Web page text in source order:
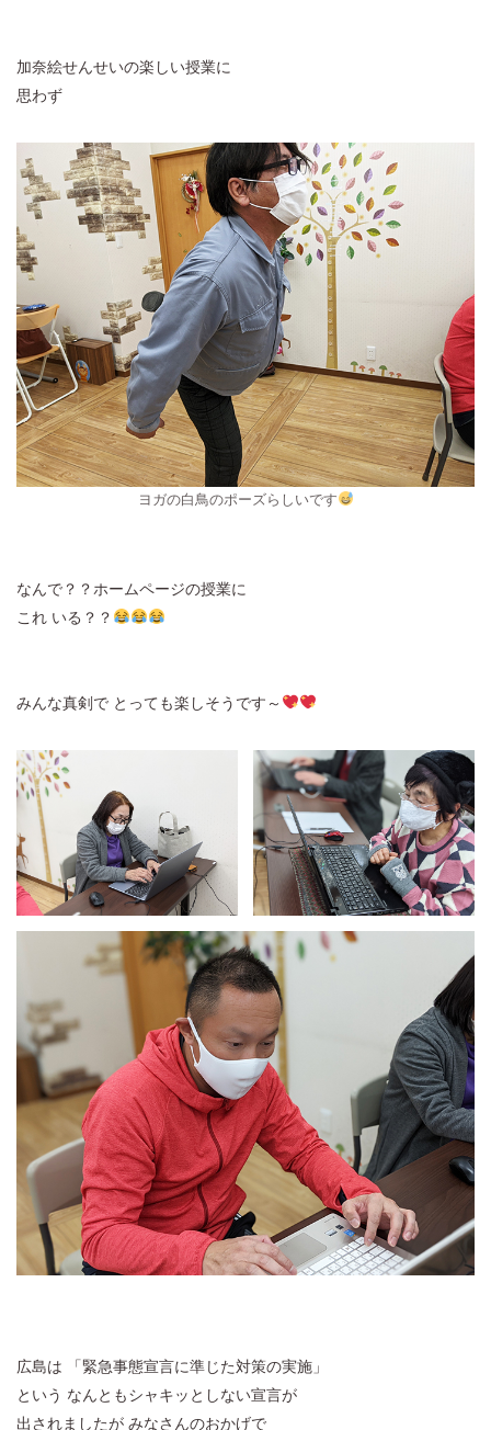
加奈絵せんせいの楽しい授業に
思わず
ヨガの白鳥のポーズらしいです
なんで？？ホームページの授業に
これ いる？？
みんな真剣で とっても楽しそうです～
広島は 「緊急事態宣言に準じた対策の実施」
という なんともシャキッとしない宣言が
出されましたが みなさんのおかげで